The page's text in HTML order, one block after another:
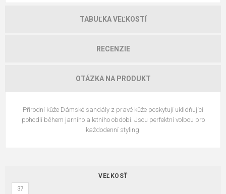
TABUĽKA VEĽKOSTÍ
RECENZIE
OTÁZKA NA PRODUKT
Přírodní kůže Dámské sandály z pravé kůže poskytují uklidňující
pohodlí během jarního a letního období. Jsou perfektní volbou pro
každodenní styling.
VEĽKOSŤ
37